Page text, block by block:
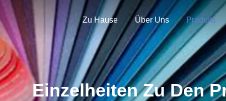
Zu Hause Über Uns Produits
Einzelheiten Zu Den